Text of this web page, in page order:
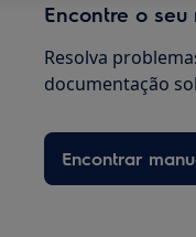
Encontre o
Resolva
documentação
Encontrar